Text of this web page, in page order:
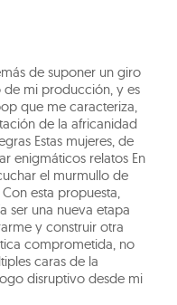
de suponer un giro
de mi producción, y es
que me caracteriza,
de la africanidad
Estas mujeres, de
enigmáticos relatos En
el murmullo de
esta propuesta,
ser una nueva etapa
y construir otra
comprometida, no
caras de la
disruptivo desde mi